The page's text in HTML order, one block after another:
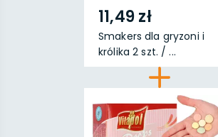
11,49 zł
Smakers dla gryzoni i
królika 2 szt. / ...